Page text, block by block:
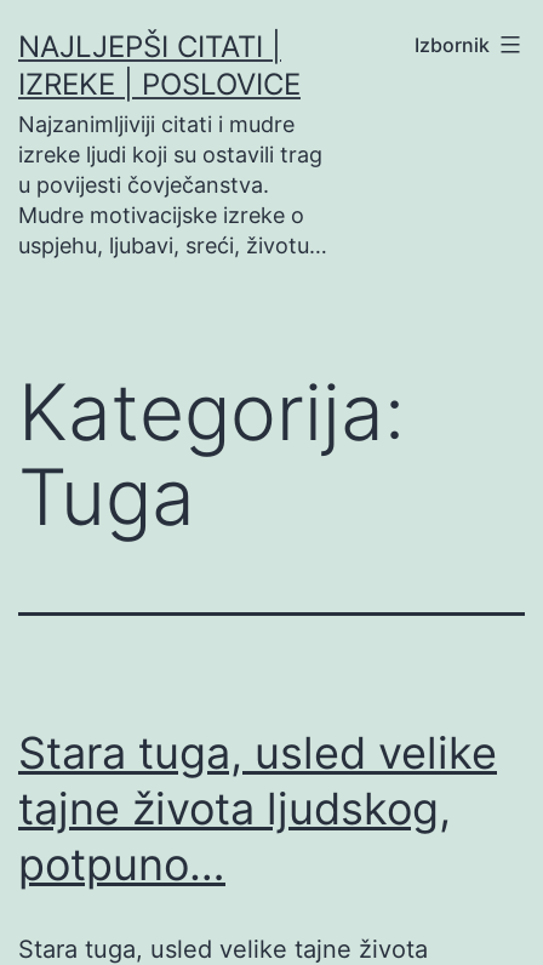
na
sadržaj
NAJLJEPŠI CITATI |
IZREKE | POSLOVICE
Najzanimljiviji citati i mudre
izreke ljudi koji su ostavili trag
u povijesti čovječanstva.
Mudre motivacijske izreke o
uspjehu, ljubavi, sreći, životu…
Izbornik
Kategorija:
Tuga
Stara tuga, usled velike
tajne života ljudskog,
potpuno…
Stara tuga, usled velike tajne života